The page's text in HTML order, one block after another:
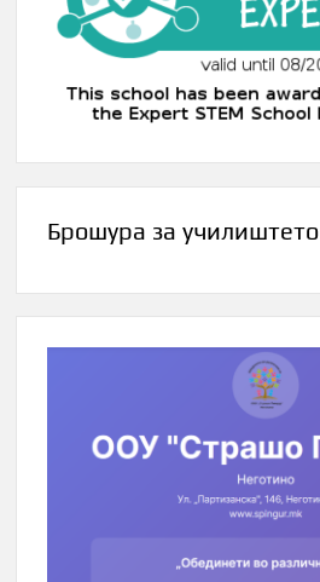
Брошура за училиштето